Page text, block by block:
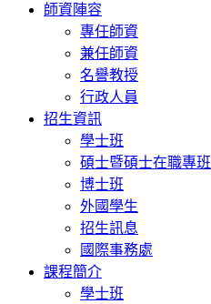
師資陣容
專任師資
兼任師資
名譽教授
行政人員
招生資訊
學士班
碩士暨碩士在職專班
博士班
外國學生
招生訊息
國際事務處
課程簡介
學士班